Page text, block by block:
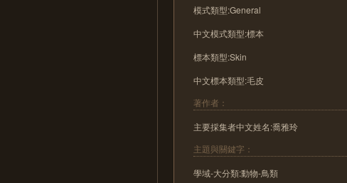
模式類型:General
中文模式類型:標本
標本類型:Skin
中文標本類型:毛皮
著作者：
主要採集者中文姓名:喬雅玲
主題與關鍵字：
學域-大分類:動物-鳥類